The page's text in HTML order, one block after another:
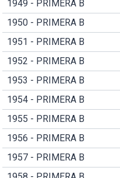
1949 - PRIMERA B
1950 - PRIMERA B
1951 - PRIMERA B
1952 - PRIMERA B
1953 - PRIMERA B
1954 - PRIMERA B
1955 - PRIMERA B
1956 - PRIMERA B
1957 - PRIMERA B